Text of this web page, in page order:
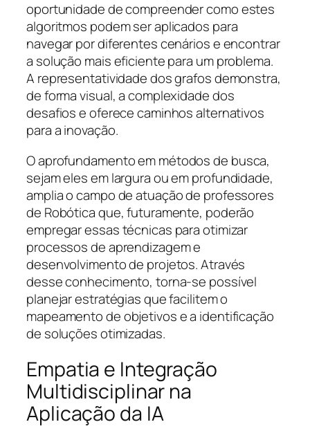
oportunidade de compreender como estes
algoritmos podem ser aplicados para
navegar por diferentes cenários e encontrar
a solução mais eficiente para um problema.
A representatividade dos grafos demonstra,
de forma visual, a complexidade dos
desafios e oferece caminhos alternativos
para a inovação.
O aprofundamento em métodos de busca,
sejam eles em largura ou em profundidade,
amplia o campo de atuação de professores
de Robótica que, futuramente, poderão
empregar essas técnicas para otimizar
processos de aprendizagem e
desenvolvimento de projetos. Através
desse conhecimento, torna-se possível
planejar estratégias que facilitem o
mapeamento de objetivos e a identificação
de soluções otimizadas.
Empatia e Integração
Multidisciplinar na
Aplicação da IA